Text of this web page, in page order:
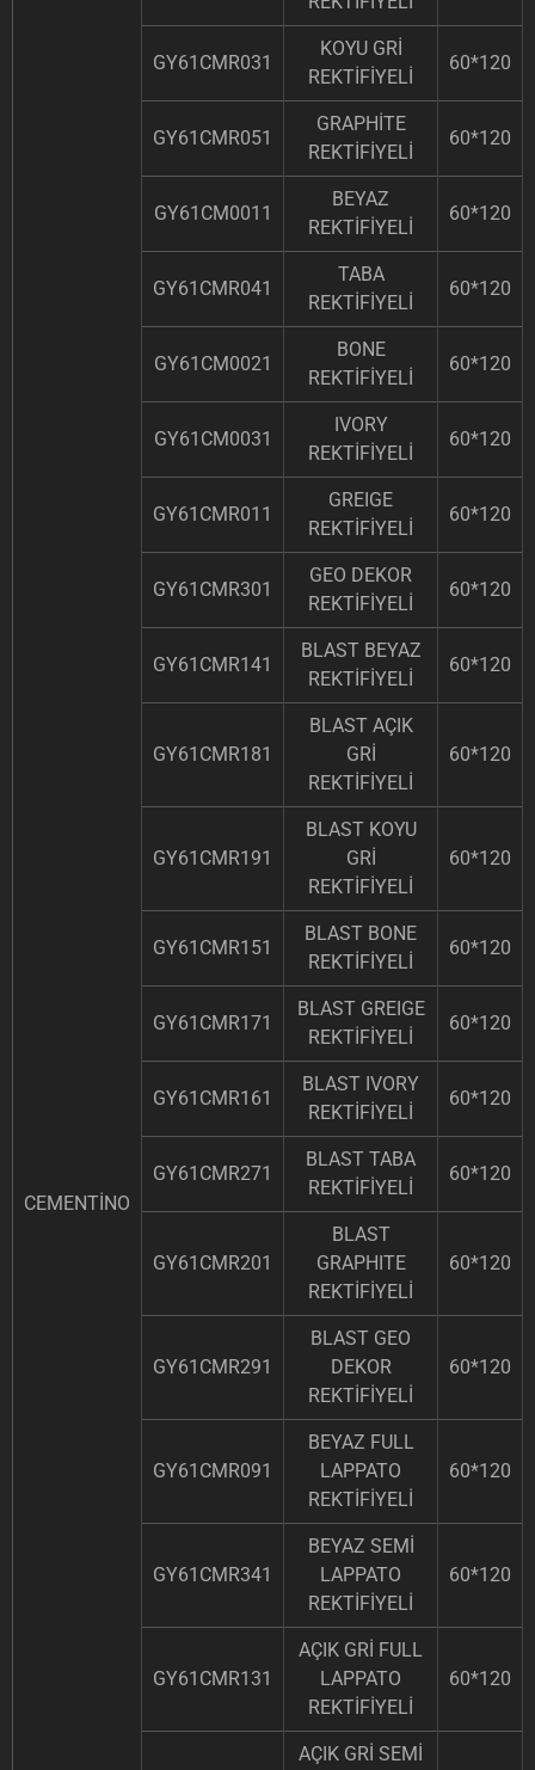
CEMENTİNO
GY61CMR031
KOYU GRİ
REKTİFİYELİ
60*120
GY61CMR051
GRAPHİTE
REKTİFİYELİ
60*120
GY61CM0011
BEYAZ
REKTİFİYELİ
60*120
GY61CMR041
TABA
REKTİFİYELİ
60*120
GY61CM0021
BONE
REKTİFİYELİ
60*120
GY61CM0031
IVORY
REKTİFİYELİ
60*120
GY61CMR011
GREIGE
REKTİFİYELİ
60*120
GY61CMR301
GEO DEKOR
REKTİFİYELİ
60*120
GY61CMR141
BLAST BEYAZ
REKTİFİYELİ
60*120
GY61CMR181
BLAST AÇIK
GRİ
REKTİFİYELİ
60*120
GY61CMR191
BLAST KOYU
GRİ
REKTİFİYELİ
60*120
GY61CMR151
BLAST BONE
REKTİFİYELİ
60*120
GY61CMR171
BLAST GREIGE
REKTİFİYELİ
60*120
GY61CMR161
BLAST IVORY
REKTİFİYELİ
60*120
GY61CMR271
BLAST TABA
REKTİFİYELİ
60*120
GY61CMR201
BLAST
GRAPHITE
REKTİFİYELİ
60*120
GY61CMR291
BLAST GEO
DEKOR
REKTİFİYELİ
60*120
GY61CMR091
BEYAZ FULL
LAPPATO
REKTİFİYELİ
60*120
GY61CMR341
BEYAZ SEMİ
LAPPATO
REKTİFİYELİ
60*120
GY61CMR131
AÇIK GRİ FULL
LAPPATO
REKTİFİYELİ
60*120
AÇIK GRİ SEMİ